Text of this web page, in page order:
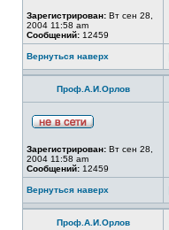
Зарегистрирован: Вт сен 28,
2004 11:58 am
Сообщений: 12459
Вернуться наверх
Проф.А.И.Орлов
Зарегистрирован: Вт сен 28,
2004 11:58 am
Сообщений: 12459
Вернуться наверх
Проф.А.И.Орлов